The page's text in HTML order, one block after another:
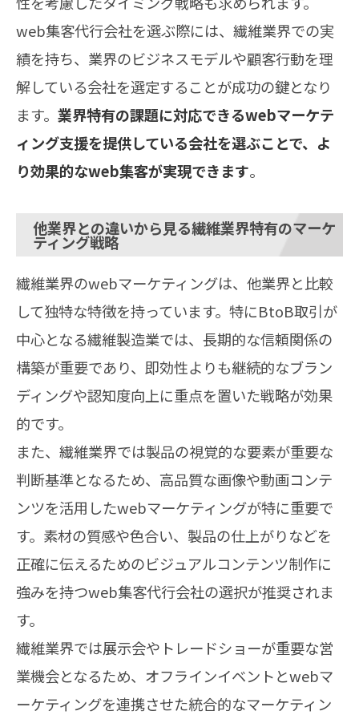
web集客代行会社を選ぶ際には、繊維業界での実
績を持ち、業界のビジネスモデルや顧客行動を理
解している会社を選定することが成功の鍵となり
ます。 業界特有の課題に対応できるwebマーケテ
ィング支援を提供している会社を選ぶことで、よ
り効果的なweb集客が実現できます。
他業界との違いから見る繊維業界特有のマーケ
ティング戦略
繊維業界のwebマーケティングは、他業界と比較
して独特な特徴を持っています。特にBtoB取引が
中心となる繊維製造業では、長期的な信頼関係の
構築が重要であり、即効性よりも継続的なブラン
ディングや認知度向上に重点を置いた戦略が効果
的です。
また、繊維業界では製品の視覚的な要素が重要な
判断基準となるため、高品質な画像や動画コンテ
ンツを活用したwebマーケティングが特に重要で
す。素材の質感や色合い、製品の仕上がりなどを
正確に伝えるためのビジュアルコンテンツ制作に
強みを持つweb集客代行会社の選択が推奨されま
す。
繊維業界では展示会やトレードショーが重要な営
業機会となるため、オフラインイベントとwebマ
ーケティングを連携させた統合的なマーケティン